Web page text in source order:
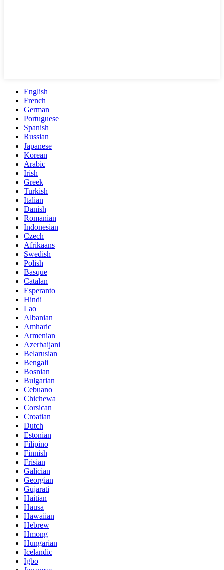
English
French
German
Portuguese
Spanish
Russian
Japanese
Korean
Arabic
Irish
Greek
Turkish
Italian
Danish
Romanian
Indonesian
Czech
Afrikaans
Swedish
Polish
Basque
Catalan
Esperanto
Hindi
Lao
Albanian
Amharic
Armenian
Azerbaijani
Belarusian
Bengali
Bosnian
Bulgarian
Cebuano
Chichewa
Corsican
Croatian
Dutch
Estonian
Filipino
Finnish
Frisian
Galician
Georgian
Gujarati
Haitian
Hausa
Hawaiian
Hebrew
Hmong
Hungarian
Icelandic
Igbo